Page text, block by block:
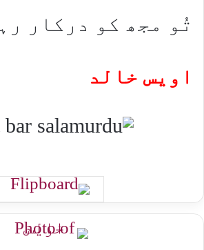
تُو مجھ کو درکار
اویس خالد